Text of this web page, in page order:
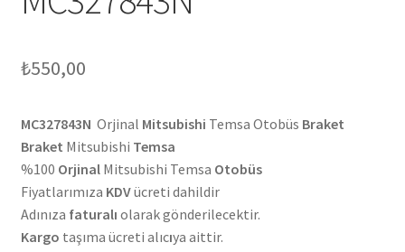
₺550,00
MC327843N Orjinal Mitsubishi Temsa Otobüs Braket
Braket Mitsubishi Temsa
%100 OrjinalMitsubishi Temsa Otobüs
Fiyatlarımıza KDVücreti dahildir
Adınıza faturalı olarak gönderilecektir.
Kargo taşıma ücreti alıcıya aittir.